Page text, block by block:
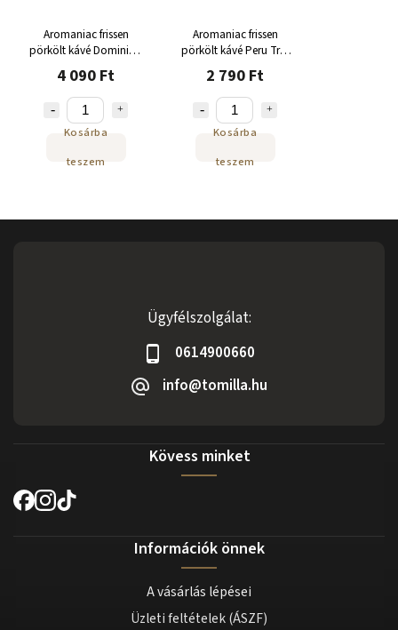
Aromaniac frissen
pörkölt kávé Dominikai
bab 250 g
4 090 Ft
Kosárba
teszem
Aromaniac frissen
pörkölt kávé Peru Tres
2 790 Ft
Kosárba
teszem
Ügyfélszolgálat:
0614900660
info@tomilla.hu
Kövess minket
Információk önnek
A vásárlás lépései
Üzleti feltételek (ÁSZF)